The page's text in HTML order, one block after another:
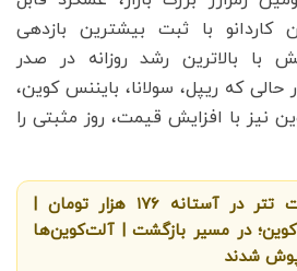
با ثبت بیشترین بازدهی
بالاترین رشد روزانه در صدر
حالی که ریپل، سولانا، بایننس کوین،
نیز با افزایش قیمت، روز مثبتی را
قیمت تتر در آستانه ۱۷۶ هزار تومان |
در مسیر بازگشت | آلت‌کوین‌ها
شدند